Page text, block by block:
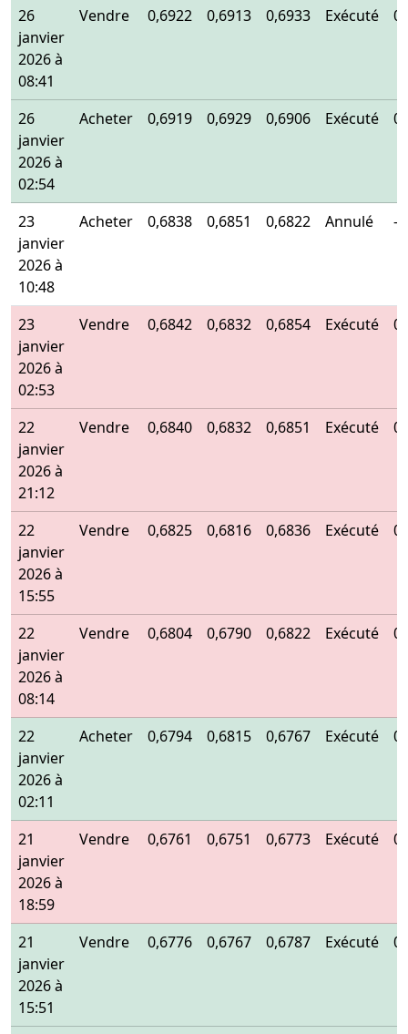
26
janvier
2026 à
08:41
Vendre 0,6922 0,6913 0,6933 Exécuté
26
janvier
2026 à
02:54
Acheter 0,6919 0,6929 0,6906 Exécuté
23
janvier
2026 à
10:48
Acheter 0,6838 0,6851 0,6822 Annulé -
23
janvier
2026 à
02:53
Vendre 0,6842 0,6832 0,6854 Exécuté
22
janvier
2026 à
21:12
Vendre 0,6840 0,6832 0,6851 Exécuté
22
janvier
2026 à
15:55
Vendre 0,6825 0,6816 0,6836 Exécuté
22
janvier
2026 à
08:14
Vendre 0,6804 0,6790 0,6822 Exécuté
22
janvier
2026 à
02:11
Acheter 0,6794 0,6815 0,6767 Exécuté
21
janvier
2026 à
18:59
Vendre 0,6761 0,6751 0,6773 Exécuté
21
janvier
2026 à
15:51
Vendre 0,6776 0,6767 0,6787 Exécuté